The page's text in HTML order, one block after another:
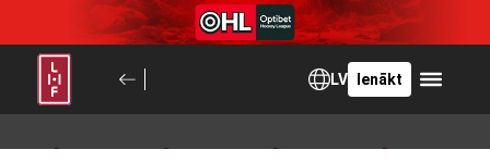
LV Ienākt